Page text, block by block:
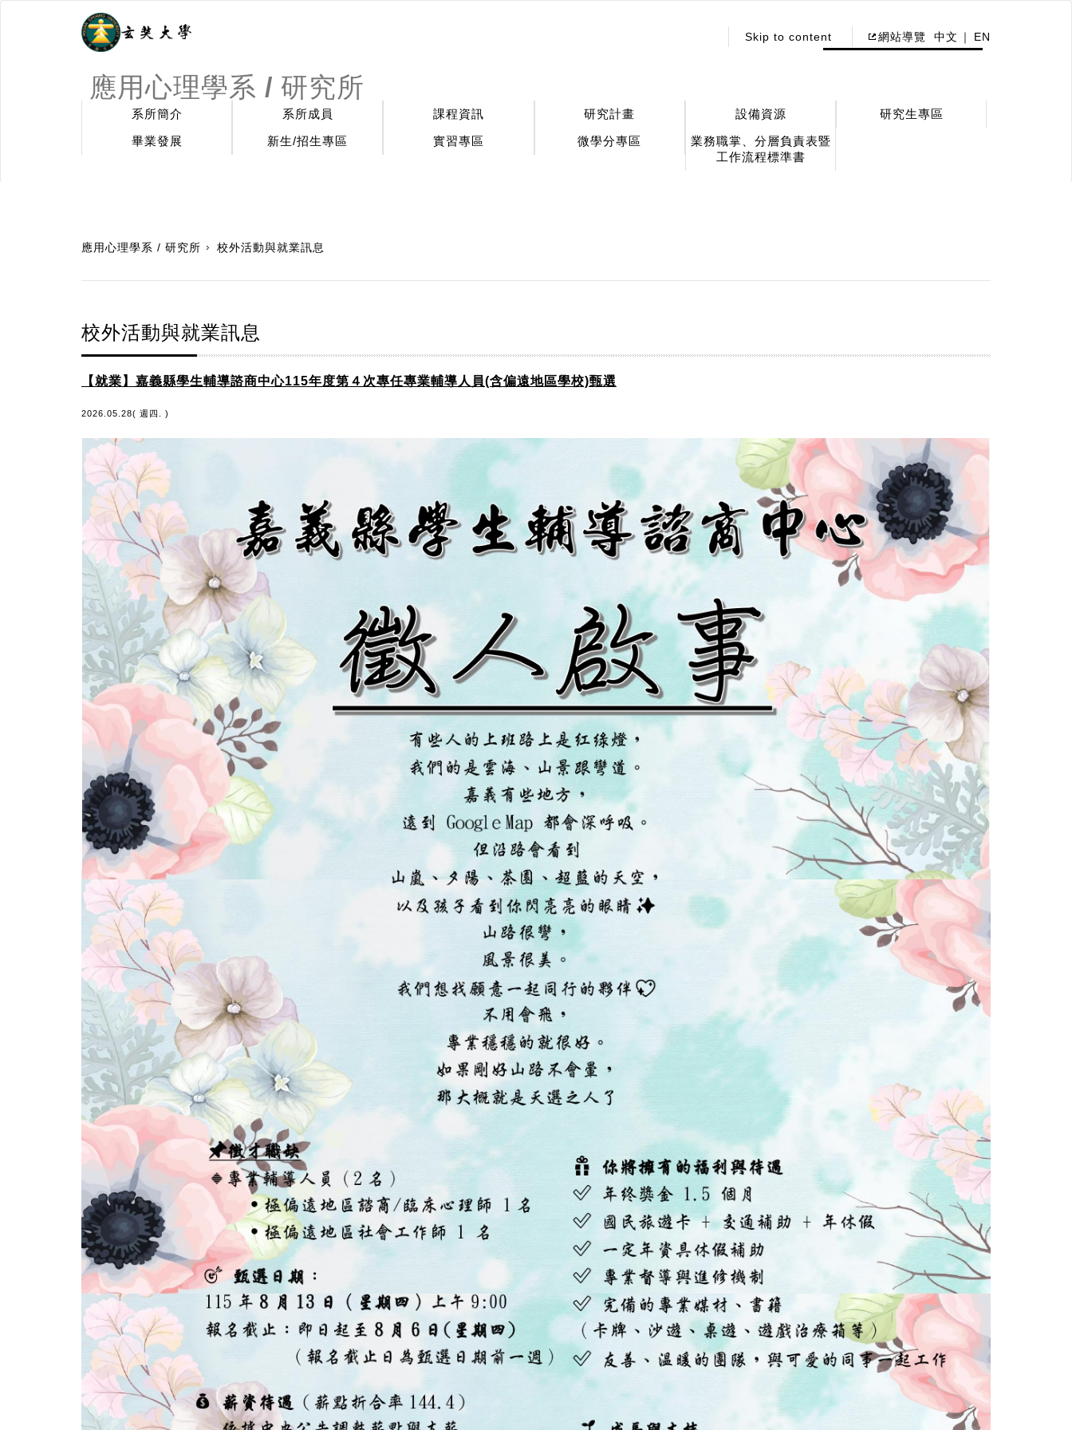
應用心理學系 / 研究所
Skip to content 網站導覽 中文 EN
系所簡介 系所成員 課程資訊 研究計畫 設備資源
研究生專區
畢業發展
新生/招生專區 實習專區 微學分專區
業務職掌、分層負責表暨
工作流程標準書
應用心理學系 / 研究所 校外活動與就業訊息
校外活動與就業訊息
【就業】嘉義縣學生輔導諮商中心115年度第４次專任專業輔導人員(含偏遠地區學校)甄選
2026.05.28( 週四. )